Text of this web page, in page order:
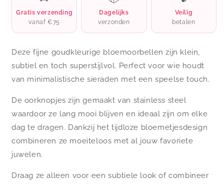
Gratis verzending
vanaf €75
Dagelijks
verzonden
Veilig
betalen
Deze fijne goudkleurige bloemoorbellen zijn klein,
subtiel en toch superstijlvol. Perfect voor wie houdt
van minimalistische sieraden met een speelse touch.
De oorknopjes zijn gemaakt van stainless steel
waardoor ze lang mooi blijven en ideaal zijn om elke
dag te dragen. Dankzij het tijdloze bloemetjesdesign
combineren ze moeiteloos met al jouw favoriete
juwelen.
Draag ze alleen voor een subtiele look of combineer